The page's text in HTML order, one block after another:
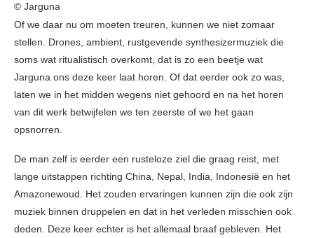
© Jarguna
Of we daar nu om moeten treuren, kunnen we niet zomaar
stellen. Drones, ambient, rustgevende synthesizermuziek die
soms wat ritualistisch overkomt, dat is zo een beetje wat
Jarguna ons deze keer laat horen. Of dat eerder ook zo was,
laten we in het midden wegens niet gehoord en na het horen
van dit werk betwijfelen we ten zeerste of we het gaan
opsnorren.
De man zelf is eerder een rusteloze ziel die graag reist, met
lange uitstappen richting China, Nepal, India, Indonesië en het
Amazonewoud. Het zouden ervaringen kunnen zijn die ook zijn
muziek binnen druppelen en dat in het verleden misschien ook
deden. Deze keer echter is het allemaal braaf gebleven. Het